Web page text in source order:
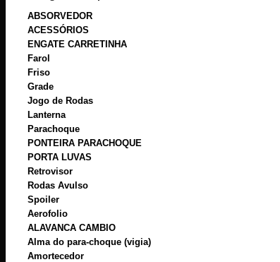
ABSORVEDOR
ACESSÓRIOS
ENGATE CARRETINHA
Farol
Friso
Grade
Jogo de Rodas
Lanterna
Parachoque
PONTEIRA PARACHOQUE
PORTA LUVAS
Retrovisor
Rodas Avulso
Spoiler
Aerofolio
ALAVANCA CAMBIO
Alma do para-choque (vigia)
Amortecedor